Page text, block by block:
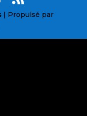
| Propulsé par